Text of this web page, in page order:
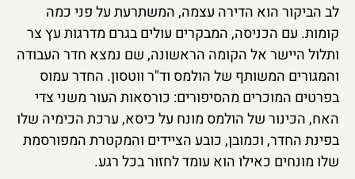
לב הביקור הוא הדירה עצמה, המשתרעת על פני כמה
קומות. עם הכניסה, המבקרים עולים בגרם מדרגות עץ צר
ותלול היישר אל הקומה הראשונה, שם נמצא חדר העבודה
והמגורים המשותף של הולמס וד"ר ווטסון. החדר עמוס
בפרטים המוכרים מהסיפורים: כורסאות העור משני צדי
האח, הכינור של הולמס מונח על כיסא, ערכת הכימיה שלו
בפינת החדר, וכמובן, כובע הציידים והמקטרת המפורסמת
שלו מונחים כאילו הוא עומד לחזור בכל רגע.